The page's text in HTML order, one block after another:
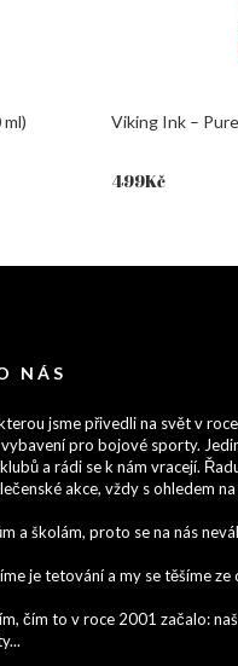
Viking Ink –
499Kč
NÁS
jsme přivedli na svět v
pro bojové sporty.
a rádi se k nám vracejí.
akce, vždy s ohledem
a školám, proto se na nás
je tetování a my se těšíme
čím to v roce 2001 začalo: